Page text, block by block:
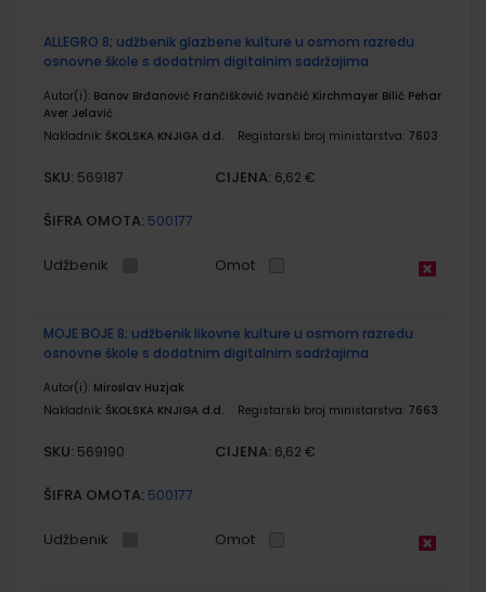
ALLEGRO 8; udžbenik glazbene kulture u osmom razredu
osnovne škole s dodatnim digitalnim sadržajima
Autor(i): Banov Brđanović Frančišković Ivančić Kirchmayer Bilić Pehar
Aver Jelavić
Nakladnik: ŠKOLSKA KNJIGA d.d. Registarski broj ministarstva: 7603
SKU: 569187 CIJENA: 6,62 €
ŠIFRA OMOTA: 500177
Udžbenik Omot
MOJE BOJE 8; udžbenik likovne kulture u osmom razredu
osnovne škole s dodatnim digitalnim sadržajima
Autor(i): Miroslav Huzjak
Nakladnik: ŠKOLSKA KNJIGA d.d. Registarski broj ministarstva: 7663
SKU: 569190 CIJENA: 6,62 €
ŠIFRA OMOTA: 500177
Udžbenik Omot